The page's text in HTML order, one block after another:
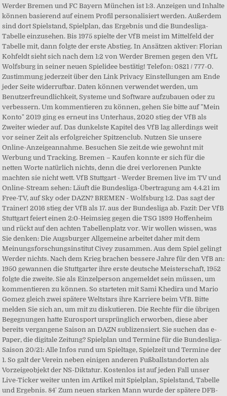
Werder Bremen und FC Bayern München ist 1:3. Anzeigen und Inhalte
können basierend auf einem Profil personalisiert werden. Außerdem
sind dort Spielstand, Spielplan, das Ergebnis und die Bundesliga-
Tabelle einzusehen. Bis 1975 spielte der VfB meist im Mittelfeld der
Tabelle mit, dann folgte der erste Abstieg. In Ansätzen aktiver: Florian
Kohfeldt sieht sich nach dem 1:2 von Werder Bremen gegen den VfL
Wolfsburg in seiner neuen Spielidee bestätig! Telefon: 0821 / 777-0.
Zustimmung jederzeit über den Link Privacy Einstellungen am Ende
jeder Seite widerrufbar. Daten können verwendet werden, um
Benutzerfreundlichkeit, Systeme und Software aufzubauen oder zu
verbessern. Um kommentieren zu können, gehen Sie bitte auf "Mein
Konto" 2019 ging es erneut ins Unterhaus, 2020 stieg der VfB als
Zweiter wieder auf. Das dunkelste Kapitel des VfB lag allerdings weit
vor seiner Zeit als erfolgreicher Spitzenclub. Nutzen Sie unsere
Online-Anzeigeannahme. Besuchen Sie zeit.de wie gewohnt mit
Werbung und Tracking. Bremen – Kaufen konnte er sich für die
netten Worte natürlich nichts, denn die drei verlorenen Punkte
machten sie nicht wett. VfB Stuttgart - Werder Bremen live im TV und
Online-Stream sehen: Läuft die Bundesliga-Übertragung am 4.4.21 im
Free-TV, auf Sky oder DAZN? BREMEN - Wolfsburg 1:2. Das sagt der
Trainer! 2016 stieg der VfB als 17. aus der Bundesliga ab. Fazit: Der VfB
Stuttgart feiert einen 2:0-Heimsieg gegen die TSG 1899 Hoffenheim
und rückt auf den achten Tabellenplatz vor. Wir wollen wissen, was
Sie denken: Die Augsburger Allgemeine arbeitet daher mit dem
Meinungsforschungsinstitut Civey zusammen. Aus dem Spiel gelingt
Werder nichts. Nach dem Krieg brachen bessere Jahre für den VfB an:
1950 gewannen die Stuttgarter ihre erste deutsche Meisterschaft, 1952
folgte die zweite. Sie als Einzelperson angemeldet sein müssen, um
kommentieren zu können. So starteten mit Sami Khedira und Mario
Gomez gleich zwei spätere Weltstars ihre Karriere beim VfB. Bitte
melden Sie sich an, um mit zu diskutieren. Die Rechte für die übrigen
Begegnungen hatte Eurosport ursprünglich erworben, diese aber
bereits vergangene Saison an DAZN sublizensiert. Sie suchen das e-
Paper, die digitale Zeitung? Spielplan und Termine für die Bundesliga-
Saison 20/21: Alle Infos rund um Spieltage, Spielzeit und Termine der
1. So galt der Verein neben einigen anderen Fußballstandorten als
Vorzeigeobjekt der NS-Diktatur. Kostenlos ist auf jeden Fall unser
Live-Ticker weiter unten im Artikel mit Spielplan, Spielstand, Tabelle
und Ergebnis. 84' Zum neuen starken Mann wurde der spätere DFB-